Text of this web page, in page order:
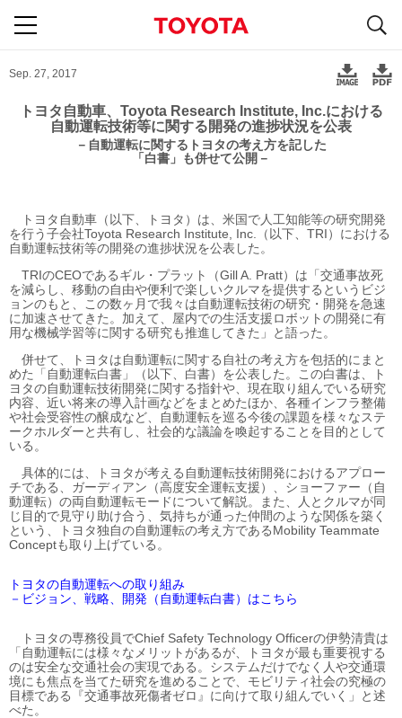
Sep. 27, 2017
トヨタ自動車、Toyota Research Institute, Inc.における
自動運転技術等に関する開発の進捗状況を公表
－自動運転に関するトヨタの考え方を記した
「白書」も併せて公開－
トヨタ自動車（以下、トヨタ）は、米国で人工知能等の研究開発
を行う子会社Toyota Research Institute, Inc.（以下、TRI）における
自動運転技術等の開発の進捗状況を公表した。
TRIのCEOであるギル・プラット（Gill A. Pratt）は「交通事故死
を減らし、移動の自由や便利で楽しいクルマを提供するというビジ
ョンのもと、この数ヶ月で我々は自動運転技術の研究・開発を急速
に加速させてきた。加えて、屋内での生活支援ロボットの開発に有
用な機械学習等に関する研究も推進してきた」と語った。
併せて、トヨタは自動運転に関する自社の考え方を包括的にまと
めた「自動運転白書」（以下、白書）を公表した。この白書は、ト
ヨタの自動運転技術開発に関する指針や、現在取り組んでいる研究
内容、近い将来の導入計画などをまとめたほか、各種インフラ整備
や社会受容性の醸成など、自動運転を巡る今後の課題を様々なステ
ークホルダーと共有し、社会的な議論を喚起することを目的として
いる。
具体的には、トヨタが考える自動運転技術開発におけるアプロー
チである、ガーディアン（高度安全運転支援）、ショーファー（自
動運転）の両自動運転モードについて解説。また、人とクルマが同
じ目的で見守り助け合う、気持ちが通った仲間のような関係を築く
という、トヨタ独自の自動運転の考え方であるMobility Teammate
Conceptも取り上げている。
トヨタの自動運転への取り組み
－ビジョン、戦略、開発（自動運転白書）はこちら
トヨタの専務役員でChief Safety Technology Officerの伊勢清貴は
「自動運転には様々なメリットがあるが、トヨタが最も重要視する
のは安全な交通社会の実現である。システムだけでなく人や交通環
境にも焦点を当てた研究を進めることで、モビリティ社会の究極の
目標である『交通事故死傷者ゼロ』に向けて取り組んでいく」と述
べた。